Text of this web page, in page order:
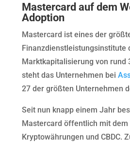
Mastercard auf dem
Adoption
Mastercard ist eines der
Finanzdienstleistungsinstitute
Marktkapitalisierung von rund
steht das Unternehmen bei
27 der größten Unternehmen
Seit nun knapp einem Jahr
Mastercard öffentlich mit dem
Kryptowährungen und CBDC.